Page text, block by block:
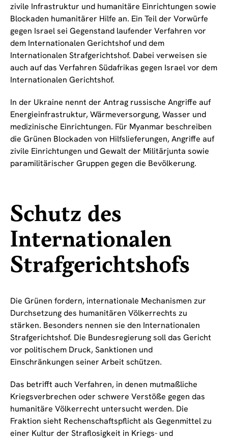
zivile Infrastruktur und humanitäre Einrichtungen sowie
Blockaden humanitärer Hilfe an. Ein Teil der Vorwürfe
gegen Israel sei Gegenstand laufender Verfahren vor
dem Internationalen Gerichtshof und dem
Internationalen Strafgerichtshof. Dabei verweisen sie
auch auf das Verfahren Südafrikas gegen Israel vor dem
Internationalen Gerichtshof.
In der Ukraine nennt der Antrag russische Angriffe auf
Energieinfrastruktur, Wärmeversorgung, Wasser und
medizinische Einrichtungen. Für Myanmar beschreiben
die Grünen Blockaden von Hilfslieferungen, Angriffe auf
zivile Einrichtungen und Gewalt der Militärjunta sowie
paramilitärischer Gruppen gegen die Bevölkerung.
Schutz des
Internationalen
Strafgerichtshofs
Die Grünen fordern, internationale Mechanismen zur
Durchsetzung des humanitären Völkerrechts zu
stärken. Besonders nennen sie den Internationalen
Strafgerichtshof. Die Bundesregierung soll das Gericht
vor politischem Druck, Sanktionen und
Einschränkungen seiner Arbeit schützen.
Das betrifft auch Verfahren, in denen mutmaßliche
Kriegsverbrechen oder schwere Verstöße gegen das
humanitäre Völkerrecht untersucht werden. Die
Fraktion sieht Rechenschaftspflicht als Gegenmittel zu
einer Kultur der Straflosigkeit in Kriegs- und